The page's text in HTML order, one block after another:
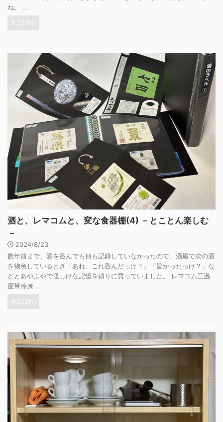
ね。 ...
木工(DIY)
酒と、レマコムと、変な食器棚(4) －とことん楽しむ
－
2024/8/23
数年前まで、酒を呑んでも何も記録していなかったので、酒屋で次の酒
を物色しているとき「あれ、これ呑んだっけ？」「旨かったっけ？」な
どとあやふやで怪しげな記憶を頼りに買っていました。 レマコム三温
度帯冷凍 ...
木工(DIY)